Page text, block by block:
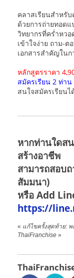
คลาสเรียนสำหรั
ด้วยการถ่ายทอด
วิทยากรที่คร่ำหว
เข้าใจง่าย ถาม-
เอกสารสำคัญใน
หลักสูตรราคา
สมัครเรียน 2 ท่า
สนใจสมัครเรียนไ
หากท่านใดส
สร้างอาชีพ
สามารถสอบ
สัมมนา)
หรือ Add
https://
« แก้ไขครั้งสุดท้าย:
ThaiFranchise »